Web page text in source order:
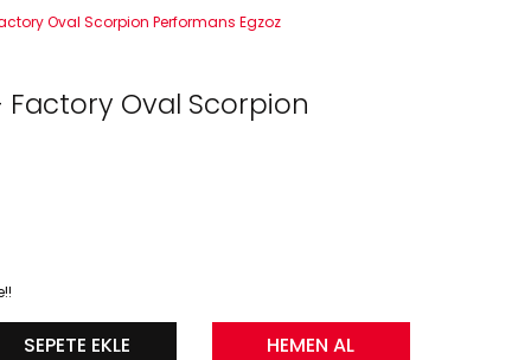
Oval Scorpion Performans Egzoz
Factory Oval Scorpion
SEPETE EKLE HEMEN AL